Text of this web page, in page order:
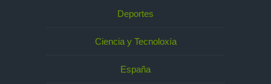
Deportes
Ciencia y Tecnoloxía
España